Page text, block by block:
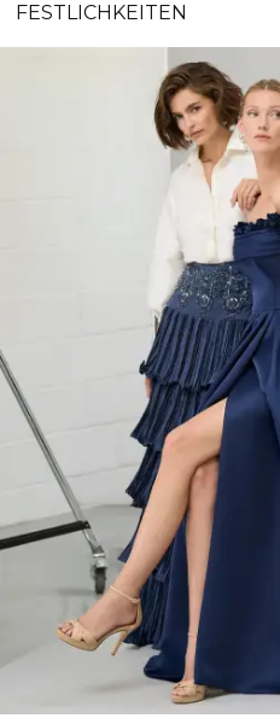
FESTLICHKEITEN